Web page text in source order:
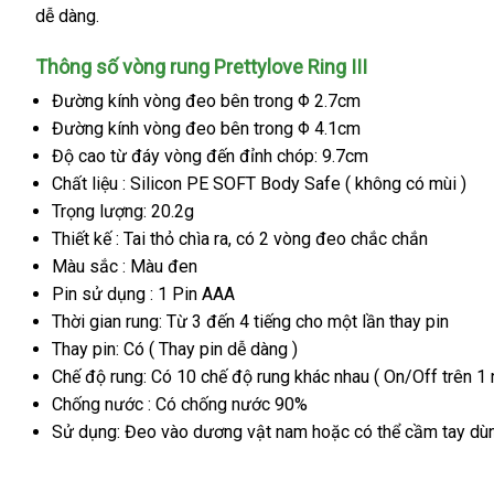
dễ dàng.
Thông số vòng rung Prettylove Ring III
Đường kính vòng đeo bên trong Φ 2.7cm
Đường kính vòng đeo bên trong Φ 4.1cm
Độ cao từ đáy vòng đến đỉnh chóp: 9.7cm
Chất liệu : Silicon PE SOFT Body Safe ( không có mùi )
Trọng lượng: 20.2g
Thiết kế : Tai thỏ chìa rađã
sử
dụng
, có 2 vòng đeo chắc chắn
Màu sắc : Màu đen
Pin sử dụng : 1 Pin AAA
Thời gian rung: Từ 3 đến 4 tiếng cho một lần thay pin
Thay pin: Có ( Thay pin dễ dàng )
Chế độ rung: Có 10 chế độ rung khác nhau ( On/Off trên 1
Chống nước : Có chống nước 90%
Sử dụng: Đeo vào dương vật nam shopee
hoặc giá
có thể cầm tay